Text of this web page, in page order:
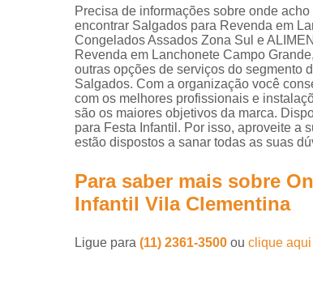
Precisa de informações sobre onde
encontrar Salgados para Revenda em
Congelados Assados Zona Sul e
Revenda em Lanchonete Campo
outras opções de serviços do segmento
Salgados. Com a organização você
com os melhores profissionais e
são os maiores objetivos da marca.
para Festa Infantil. Por isso, aproveite a
estão dispostos a sanar todas as suas
Para saber mais sobre
Infantil Vila Clementina
Ligue para (11) 2361-3500 ou clique aqui